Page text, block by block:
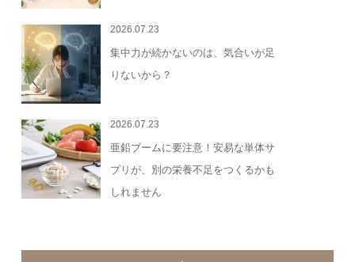
2026.07.23
集中力が続かないのは、気合いが足
りないから？
2026.07.23
亜鉛ブームに要注意！安易な単体サ
プリが、別の栄養不足をつくるかも
しれません